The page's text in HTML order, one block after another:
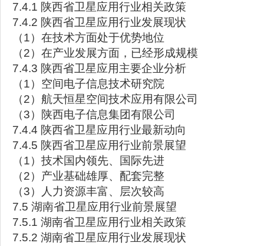
7.4.1 陕西省卫星应用行业相关政策
7.4.2 陕西省卫星应用行业发展现状
（1）在技术方面处于优势地位
（2）在产业发展方面，已经形成规模
7.4.3 陕西省卫星应用主要企业分析
（1）空间电子信息技术研究院
（2）航天恒星空间技术应用有限公司
（3）陕西电子信息集团有限公司
7.4.4 陕西省卫星应用行业最新动向
7.4.5 陕西省卫星应用行业前景展望
（1）技术国内领先、国际先进
（2）产业基础雄厚、配套完整
（3）人力资源丰富、层次较高
7.5 湖南省卫星应用行业前景展望
7.5.1 湖南省卫星应用行业相关政策
7.5.2 湖南省卫星应用行业发展现状